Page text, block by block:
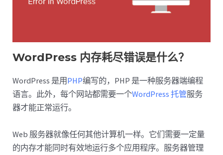
WordPress 内存耗尽错误是什么？
WordPress 是用PHP编写的，PHP 是一种服务器端编程
语言。此外，每个网站都需要一个WordPress 托管服务
器才能正常运行。
Web 服务器就像任何其他计算机一样。它们需要一定量
的内存才能同时有效地运行多个应用程序。服务器管理